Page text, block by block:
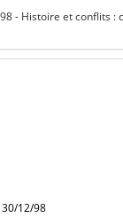
- Histoire et conflits
30/12/98